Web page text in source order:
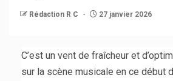
Rédaction R C 27 janvier 2026
C’est un vent de fraîcheur et
sur la scène musicale en ce début